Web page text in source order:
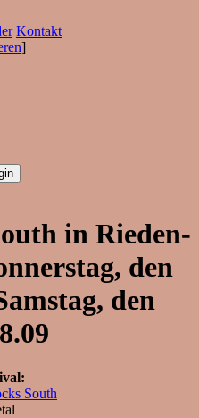
Kontakt
]
in Rieden-
den
den
South